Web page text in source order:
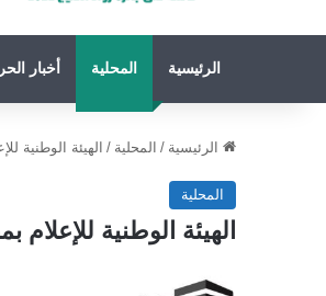
الرئيسية المحلية أخبار
الرئيسية / المحلية / الهيئة الوطنية
المحلية
الهيئة الوطنية